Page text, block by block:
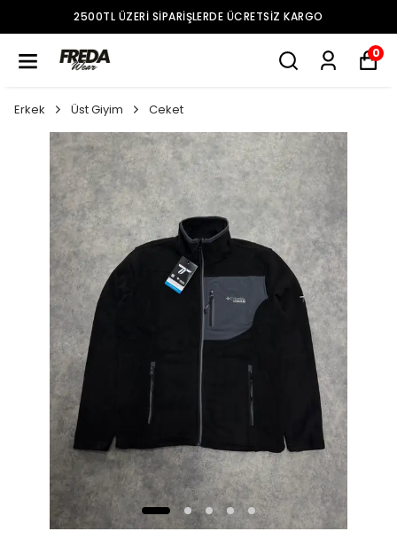
2500TL ÜZERI SIPARIŞLERDE ÜCRETSIZ KARGO
0
Erkek Üst Giyim Ceket